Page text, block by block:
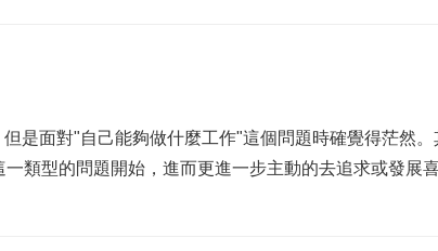
是面對"自己能夠做什麼工作"這個問題時確覺得茫然
類型的問題開始，進而更進一步主動的去追求或發展